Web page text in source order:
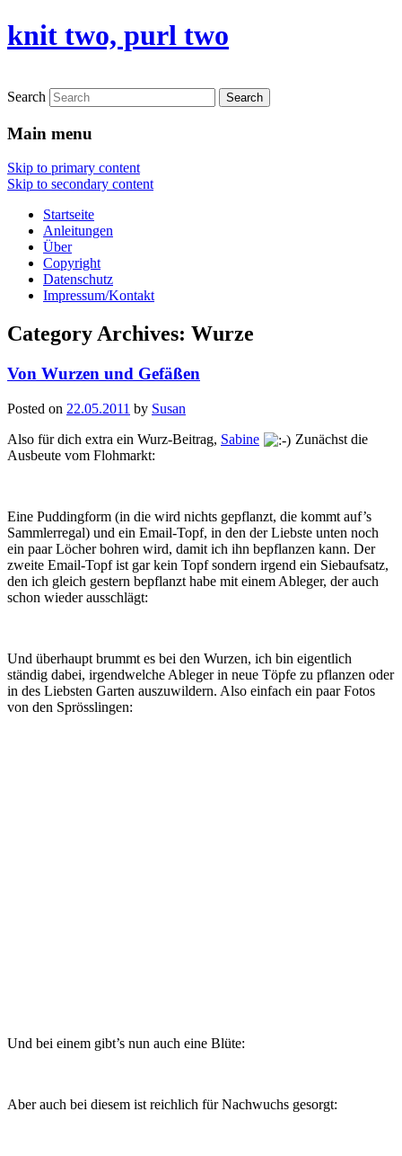
knit two, purl two
Search
Main menu
Skip to primary content
Skip to secondary content
Startseite
Anleitungen
Über
Copyright
Datenschutz
Impressum/Kontakt
Category Archives: Wurze
Von Wurzen und Gefäßen
Posted on 22.05.2011 by Susan
Also für dich extra ein Wurz-Beitrag, Sabine
Zunächst die
Ausbeute vom Flohmarkt:
Eine Puddingform (in die wird nichts gepflanzt, die kommt auf’s
Sammlerregal) und ein Email-Topf, in den der Liebste unten noch
ein paar Löcher bohren wird, damit ich ihn bepflanzen kann. Der
zweite Email-Topf ist gar kein Topf sondern irgend ein Siebaufsatz,
den ich gleich gestern bepflanzt habe mit einem Ableger, der auch
schon wieder ausschlägt:
Und überhaupt brummt es bei den Wurzen, ich bin eigentlich
ständig dabei, irgendwelche Ableger in neue Töpfe zu pflanzen oder
in des Liebsten Garten auszuwildern. Also einfach ein paar Fotos
von den Sprösslingen:
Und bei einem gibt’s nun auch eine Blüte:
Aber auch bei diesem ist reichlich für Nachwuchs gesorgt: